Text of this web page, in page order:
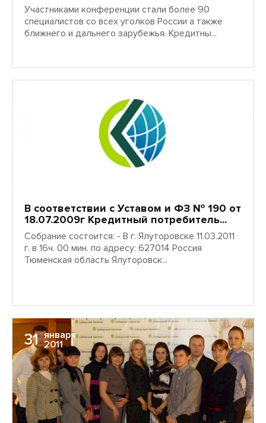
Участниками конференции стали более 90
специалистов со всех уголков России а также
ближнего и дальнего зарубежья. Кредитны...
В соответствии с Уставом и ФЗ № 190 от
18.07.2009г Кредитный потребитель...
Собрание состоится: - В г. Ялуторовске 11.03.2011
г. в 16ч. 00 мин. по адресу: 627014 Россия
Тюменская область Ялуторовск...
31 января
2011